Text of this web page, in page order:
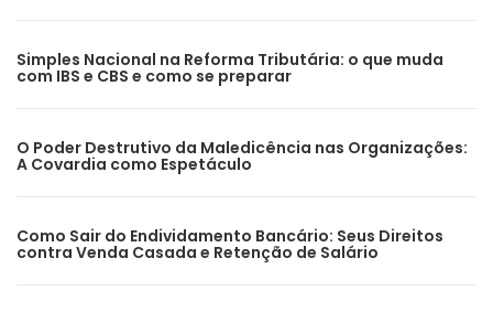
Simples Nacional na Reforma Tributária: o que muda
com IBS e CBS e como se preparar
O Poder Destrutivo da Maledicência nas Organizações:
A Covardia como Espetáculo
Como Sair do Endividamento Bancário: Seus Direitos
contra Venda Casada e Retenção de Salário